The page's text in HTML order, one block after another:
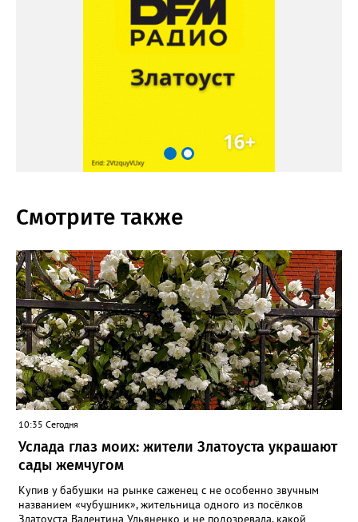
Смотрите также
10:35 Сегодня
Услада глаз моих: жители Златоуста украшают
сады жемчугом
Купив у бабушки на рынке саженец с не особенно звучным
названием «чубушник», жительница одного из посёлков
Златоуста Валентина Ульяненко и не подозревала, какой